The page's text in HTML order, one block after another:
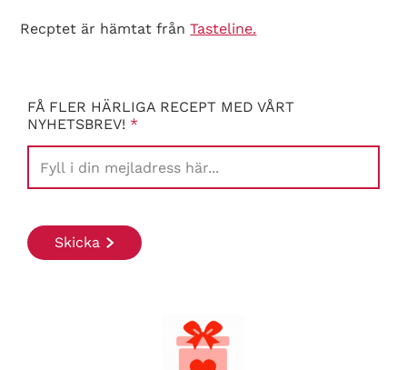
Search Diabetes Wellness Sverige
Recptet är hämtat frånTasteline.
FÅ FLER HÄRLIGA RECEPT MED VÅRT
NYHETSBREV! *